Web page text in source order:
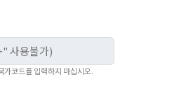
코드를 입력하지 마십시오.